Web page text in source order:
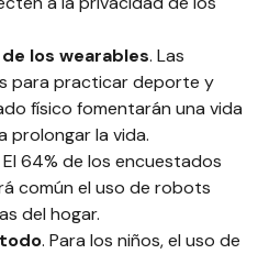
los wearables. Las
para practicar deporte y
físico fomentarán una vida
prolongar la vida.
El 64% de los encuestados
común el uso de robots
del hogar.
. Para los niños, el uso de